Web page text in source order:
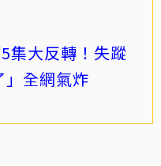
集大反轉！失蹤
」全網氣炸